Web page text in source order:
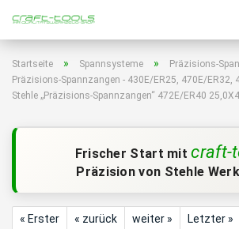
Startseite » Spannsysteme » Präzisions-
Präzisions-Spannzangen - 430E/ER25, 470E/ER32,
Stehle „Präzisions-Spannzangen“ 472E/ER40
Frischer Start mitcraft-
Präzision von Stehle
« Erster « zurück weiter »
Letzter »